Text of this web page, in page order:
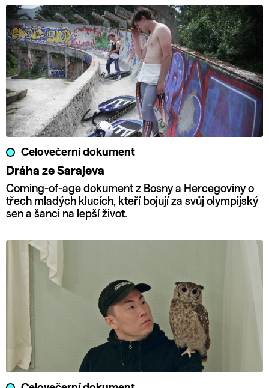
Celovečerní dokument
Dráha ze Sarajeva
Coming-of-age dokument z Bosny a Hercegoviny o
třech mladých klucích, kteří bojují za svůj olympijský
sen a šanci na lepší život.